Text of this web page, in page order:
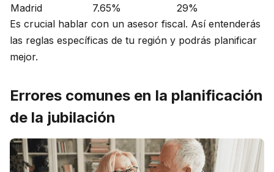
Madrid
7.65%
29%
Es crucial hablar con un asesor fiscal. Así entenderás
las reglas específicas de tu región y podrás planificar
mejor.
Errores comunes en la planificación
de la jubilación